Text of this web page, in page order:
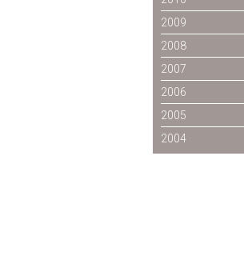
2009
2008
2007
2006
2005
2004